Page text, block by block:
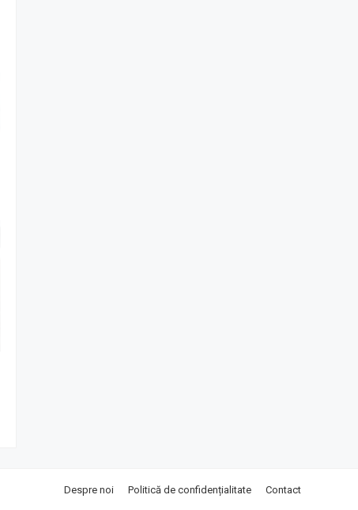
Despre noi Politică de confidențialitate Contact